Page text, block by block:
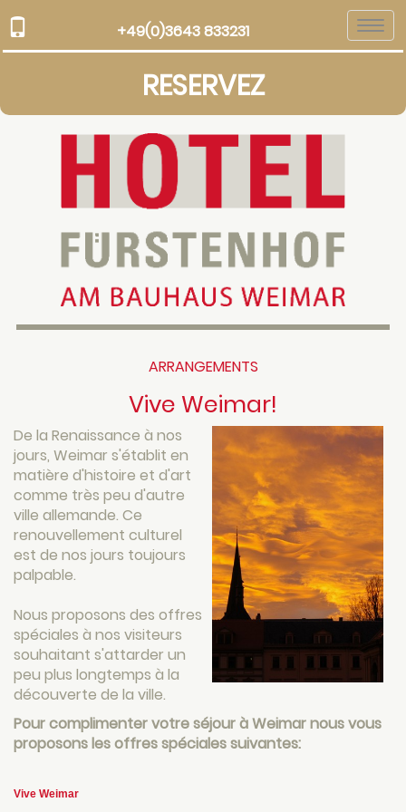
+49(0)3643 833231
RESERVEZ
ARRANGEMENTS
Vive Weimar!
De la Renaissance à nos
jours, Weimar s'établit en
matière d'histoire et d'art
comme très peu d'autre
ville allemande. Ce
renouvellement culturel
est de nos jours toujours
palpable.
Nous proposons des offres
spéciales à nos visiteurs
souhaitant s'attarder un
peu plus longtemps à la
découverte de la ville.
Pour complimenter votre séjour à Weimar nous vous
proposons les offres spéciales suivantes:
Vive Weimar